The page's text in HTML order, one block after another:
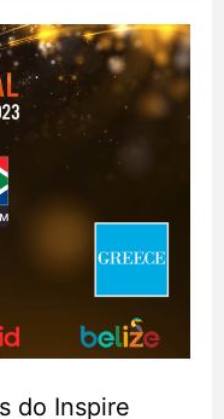
do Inspire